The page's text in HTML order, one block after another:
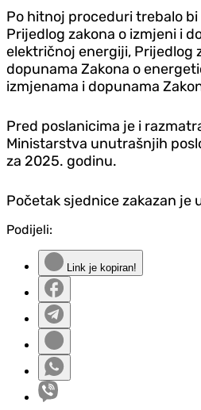
Po hitnoj proceduri trebalo
Prijedlog zakona o izmjeni i
električnoj energiji, Prijedlog
dopunama Zakona o
izmjenama i dopunama
Pred poslanicima je i
Ministarstva unutrašnjih
za 2025. godinu.
Početak sjednice zakazan je
Podijeli:
Link je kopiran!